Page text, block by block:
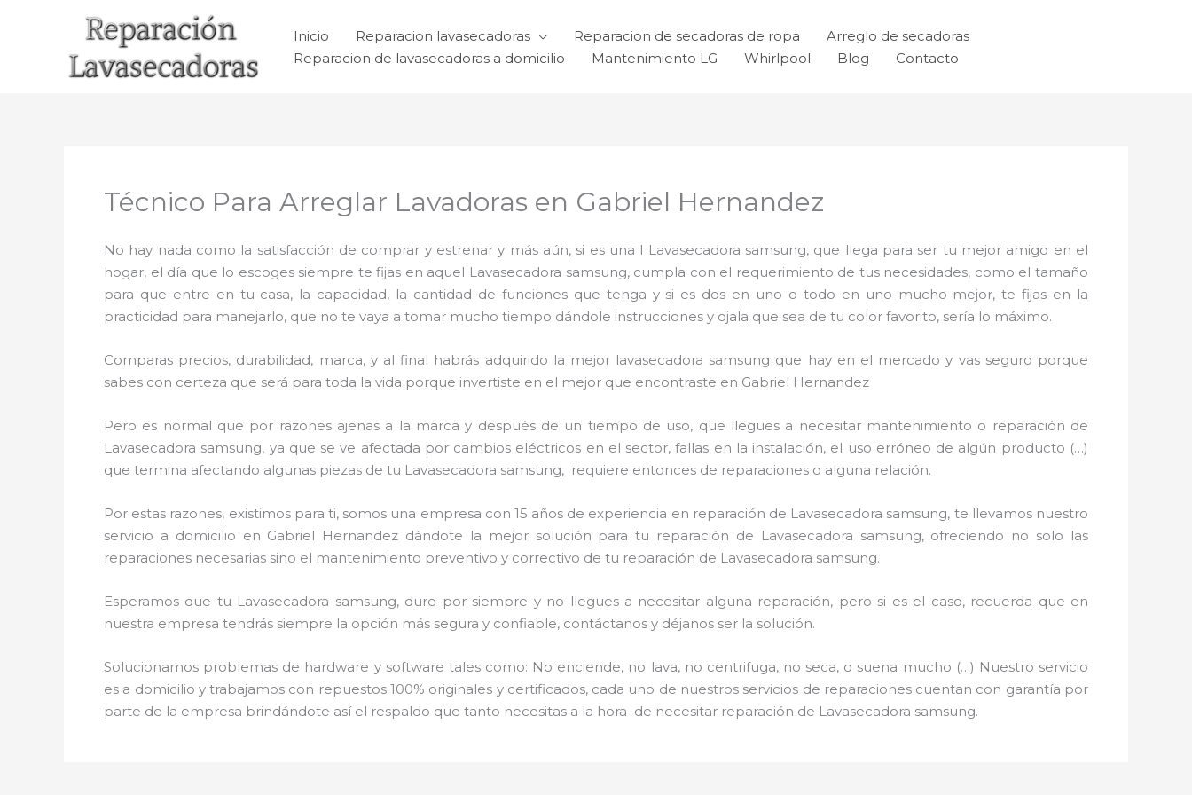
Inicio Reparacion lavasecadoras Reparacion de secadoras de ropa
Arreglo de secadoras
Reparacion de lavasecadoras a domicilio
Mantenimiento LG Whirlpool Blog Contacto
Técnico Para Arreglar Lavadoras en Gabriel Hernandez
No hay nada como la satisfacción de comprar y estrenar y más aún, si es una l Lavasecadora samsung, que llega para ser tu mejor amigo en el
hogar, el día que lo escoges siempre te fijas en aquel Lavasecadora samsung, cumpla con el requerimiento de tus necesidades, como el tamaño
para que entre en tu casa, la capacidad, la cantidad de funciones que tenga y si es dos en uno o todo en uno mucho mejor, te fijas en la
practicidad para manejarlo, que no te vaya a tomar mucho tiempo dándole instrucciones y ojala que sea de tu color favorito, sería lo máximo.
Comparas precios, durabilidad, marca, y al final habrás adquirido la mejor lavasecadora samsung que hay en el mercado y vas seguro porque
sabes con certeza que será para toda la vida porque invertiste en el mejor que encontraste en Gabriel Hernandez
Pero es normal que por razones ajenas a la marca y después de un tiempo de uso, que llegues a necesitar mantenimiento o reparación de
Lavasecadora samsung, ya que se ve afectada por cambios eléctricos en el sector, fallas en la instalación, el uso erróneo de algún producto (…)
que termina afectando algunas piezas de tu Lavasecadora samsung, requiere entonces de reparaciones o alguna relación.
Por estas razones, existimos para ti, somos una empresa con 15 años de experiencia en reparación de Lavasecadora samsung, te llevamos nuestro
servicio a domicilio en Gabriel Hernandez dándote la mejor solución para tu reparación de Lavasecadora samsung, ofreciendo no solo las
reparaciones necesarias sino el mantenimiento preventivo y correctivo de tu reparación de Lavasecadora samsung.
Esperamos que tu Lavasecadora samsung, dure por siempre y no llegues a necesitar alguna reparación, pero si es el caso, recuerda que en
nuestra empresa tendrás siempre la opción más segura y confiable, contáctanos y déjanos ser la solución.
Solucionamos problemas de hardware y software tales como: No enciende, no lava, no centrifuga, no seca, o suena mucho (…) Nuestro servicio
es a domicilio y trabajamos con repuestos 100% originales y certificados, cada uno de nuestros servicios de reparaciones cuentan con garantía por
parte de la empresa brindándote así el respaldo que tanto necesitas a la hora de necesitar reparación de Lavasecadora samsung.